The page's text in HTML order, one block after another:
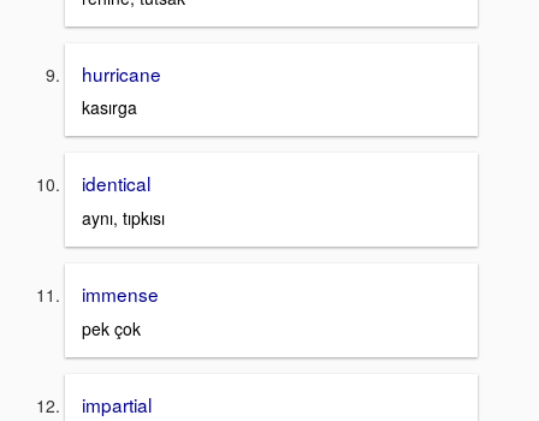
hurricane
kasırga
identical
aynı, tıpkısı
immense
pek çok
impartial